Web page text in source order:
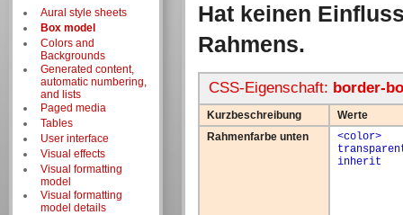
Hat keinen
Rahmens.
CSS-Eigenschaft: border-
Kurzbeschreibung
Werte
Rahmenfarbe unten
<color>
inherit
Aural style sheets
Box model
Colors and
Backgrounds
Generated content,
automatic numbering,
and lists
Paged media
Tables
User interface
Visual effects
Visual formatting
model
Visual formatting
model details